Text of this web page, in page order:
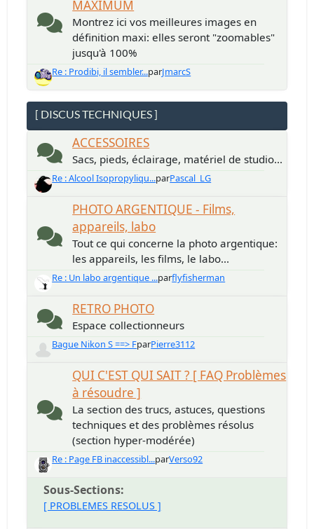
MAXIMUM
Montrez ici vos meilleures images en
définition maxi: elles seront "zoomables"
jusqu'à 100%
Re : Prodibi, il sembler...parJmarcS
[ DISCUS TECHNIQUES ]
ACCESSOIRES
Sacs, pieds, éclairage, matériel de studio...
Re : Alcool Isopropyliqu...parPascal_LG
PHOTO ARGENTIQUE - Films,
appareils, labo
Tout ce qui concerne la photo argentique:
les appareils, les films, le labo...
Re : Un labo argentique ...parflyfisherman
RETRO PHOTO
Espace collectionneurs
Bague Nikon S ==> FparPierre3112
QUI C'EST QUI SAIT ? [ FAQ Problèmes
à résoudre ]
La section des trucs, astuces, questions
techniques et des problèmes résolus
(section hyper-modérée)
Re : Page FB inaccessibl...parVerso92
Sous-Sections
[ PROBLEMES RESOLUS ]